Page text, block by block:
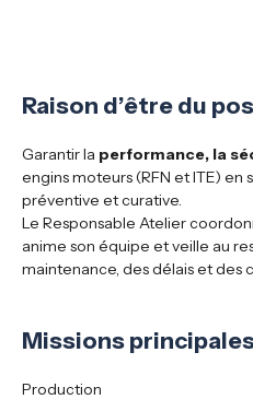
Raison d’être du
Garantir la performance, la
engins moteurs (RFN et ITE) en
préventive et curative.
Le Responsable Atelier
anime son équipe et veille au
maintenance, des délais et des
Missions
Production